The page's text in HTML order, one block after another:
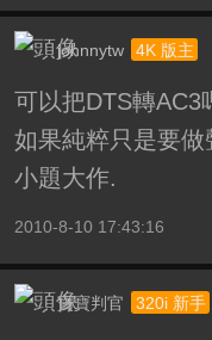
johnnytw 4K 版主
可以把DTS轉AC3
如果純粹只是要
小題大作.
2010-8-10 17:43:16
寶寶判官 320i 新手